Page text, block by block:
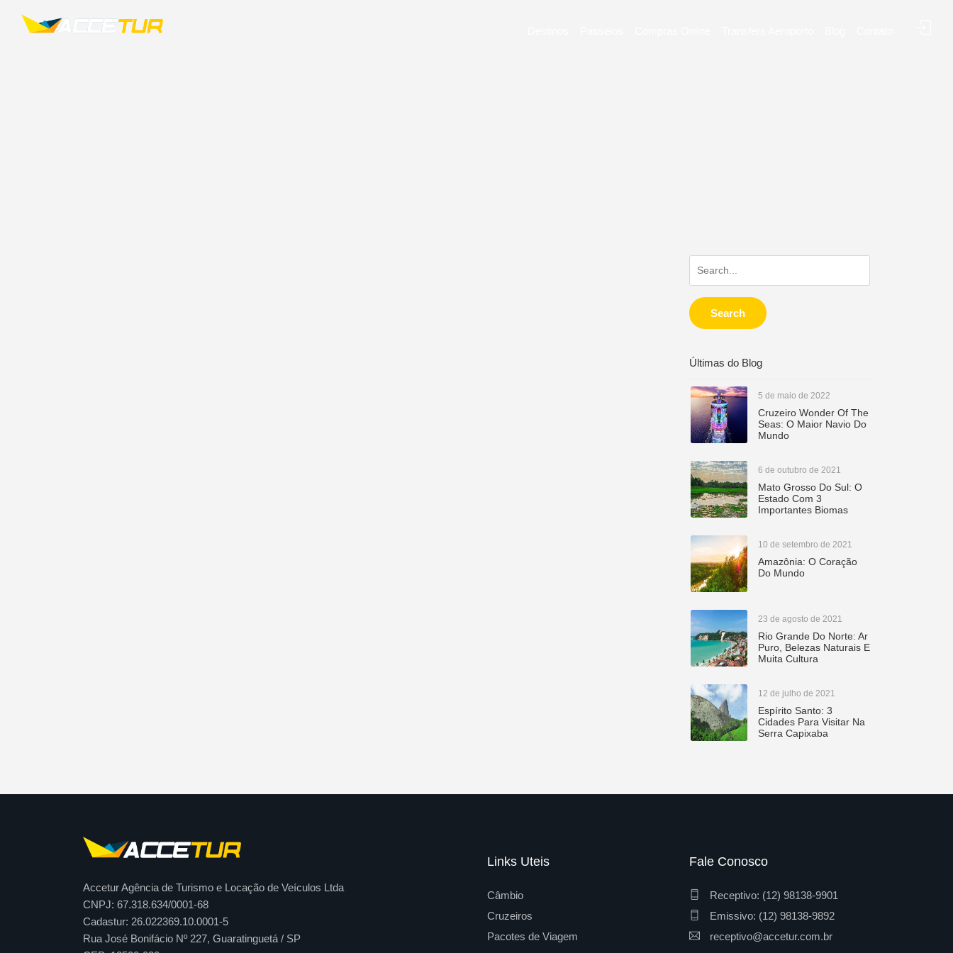
VIAJE O MUNDO COM A ACCETURSearch
Últimas do Blog
5 de maio de 2022
Cruzeiro Wonder Of The
Seas: O Maior Navio Do
Mundo
6 de outubro de 2021
Mato Grosso Do Sul: O
Estado Com 3
Importantes Biomas
10 de setembro de 2021
Amazônia: O Coração
Do Mundo
23 de agosto de 2021
Rio Grande Do Norte: Ar
Puro, Belezas Naturais E
Muita Cultura
12 de julho de 2021
Espírito Santo: 3
Cidades Para Visitar Na
Serra Capixaba
Accetur Agência de Turismo e Locação de Veículos Ltda
CNPJ: 67.318.634/0001-68
Cadastur: 26.022369.10.0001-5
Rua José Bonifácio Nº 227, Guaratinguetá / SP
Links Uteis
Câmbio
Cruzeiros
Pacotes de Viagem
Fale Conosco
Receptivo: (12) 98138-9901
Emissivo: (12) 98138-9892
receptivo@accetur.com.br